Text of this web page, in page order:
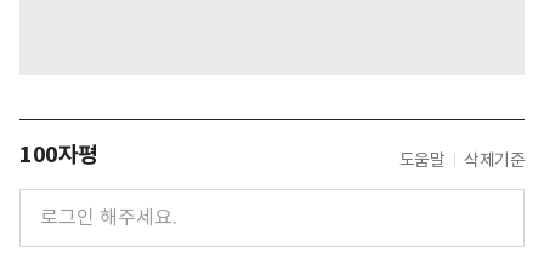
100자평 도움말 삭제기준